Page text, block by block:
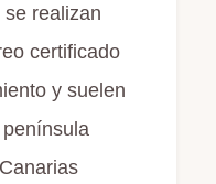
realizan
certificado
y suelen